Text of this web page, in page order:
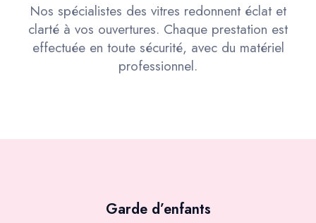
Nos spécialistes des vitres redonnent éclat et
clarté à vos ouvertures. Chaque prestation est
effectuée en toute sécurité, avec du matériel
professionnel.
Garde d’enfants